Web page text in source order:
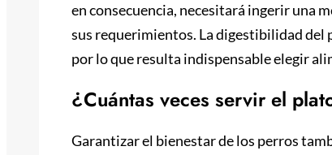
en consecuencia, necesitará ingerir una
sus requerimientos. La digestibilidad del
por lo que resulta indispensable elegir
¿Cuántas veces servir el
Garantizar el bienestar de los perros